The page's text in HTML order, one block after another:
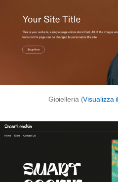
Gioielleria (Visualizza